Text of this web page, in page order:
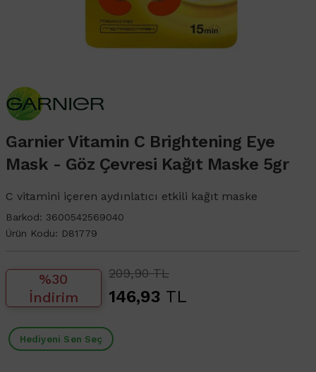
Garnier Vitamin C Brightening Eye
Mask - Göz Çevresi Kağıt Maske 5gr
C vitamini içeren aydınlatıcı etkili kağıt maske
Barkod: 3600542569040
Ürün Kodu: D81779
%30
İndirim
209,90 TL
146,93 TL
Hediyeni Sen Seç